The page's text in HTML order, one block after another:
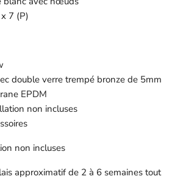
7 (P)
double verre trempé bronze de 5mm
EPDM
non incluses
non incluses
approximatif de 2 à 6 semaines tout